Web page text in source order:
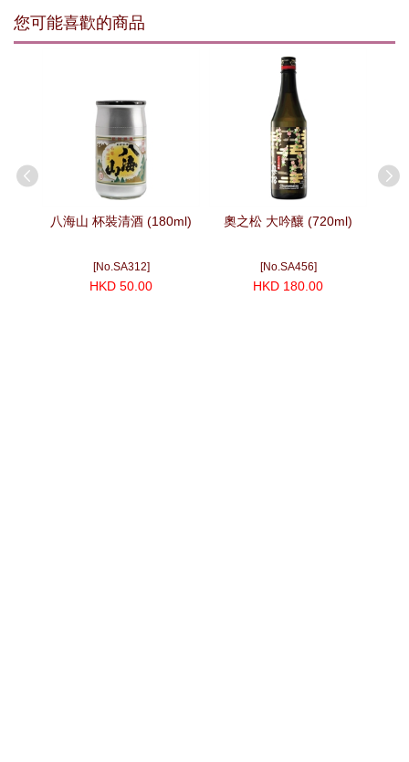
您可能喜歡的商品
八海山 杯裝清酒 (180ml)
[No.SA312]
HKD 50.00
奧之松 大吟釀 (720ml)
[No.SA456]
HKD 180.00